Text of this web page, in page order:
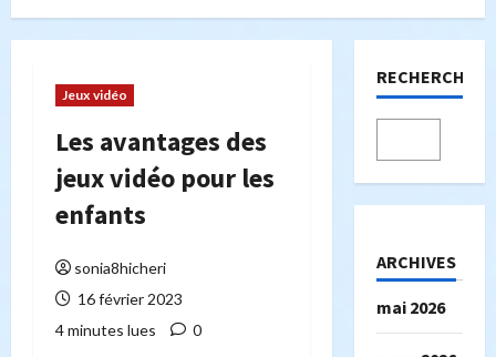
Jeux vidéo
Les avantages des
jeux vidéo pour les
enfants
sonia8hicheri
16 février 2023
4 minutes lues
0
RECHERCHER
ARCHIVES
mai 2026